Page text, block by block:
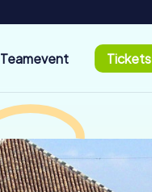
Teamevent Tickets